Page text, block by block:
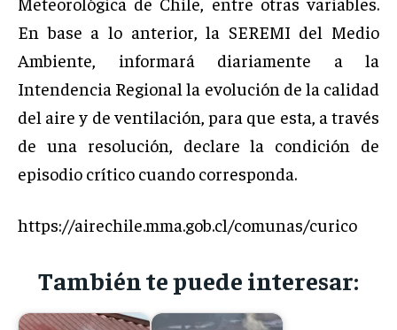
En base a lo anterior, la SEREMI del Medio
Ambiente, informará diariamente a la
Intendencia Regional la evolución de la calidad
del aire y de ventilación, para que esta, a través
de una resolución, declare la condición de
episodio crítico cuando corresponda.
https://airechile.mma.gob.cl/comunas/curico
También te puede interesar: